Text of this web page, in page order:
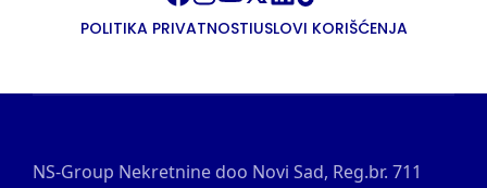
POLITIKA PRIVATNOSTIUSLOVI KORIŠĆENJA
NS-Group Nekretnine doo Novi Sad, Reg.br. 711